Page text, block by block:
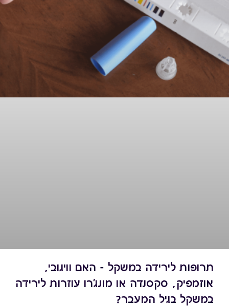
תרופות לירידה במשקל - האם וויגובי,
אוזמפיק, סקסנדה או מונג'רו עוזרות לירידה
במשקל בגיל המעבר?